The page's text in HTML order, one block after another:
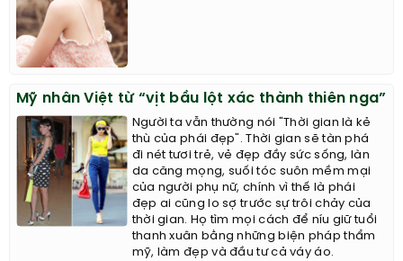
Mỹ nhân Việt từ “vịt bầu lột xác thành thiên nga”
Người ta vẫn thường nói "Thời gian là kẻ
thù của phái đẹp". Thời gian sẽ tàn phá
đi nét tươi trẻ, vẻ đẹp đầy sức sống, làn
da căng mọng, suối tóc suôn mềm mại
của người phụ nữ, chính vì thế là phái
đẹp ai cũng lo sợ trước sự trôi chảy của
thời gian. Họ tìm mọi cách để níu giữ tuổi
thanh xuân bằng những biện pháp thẩm
mỹ, làm đẹp và đầu tư cả váy áo.